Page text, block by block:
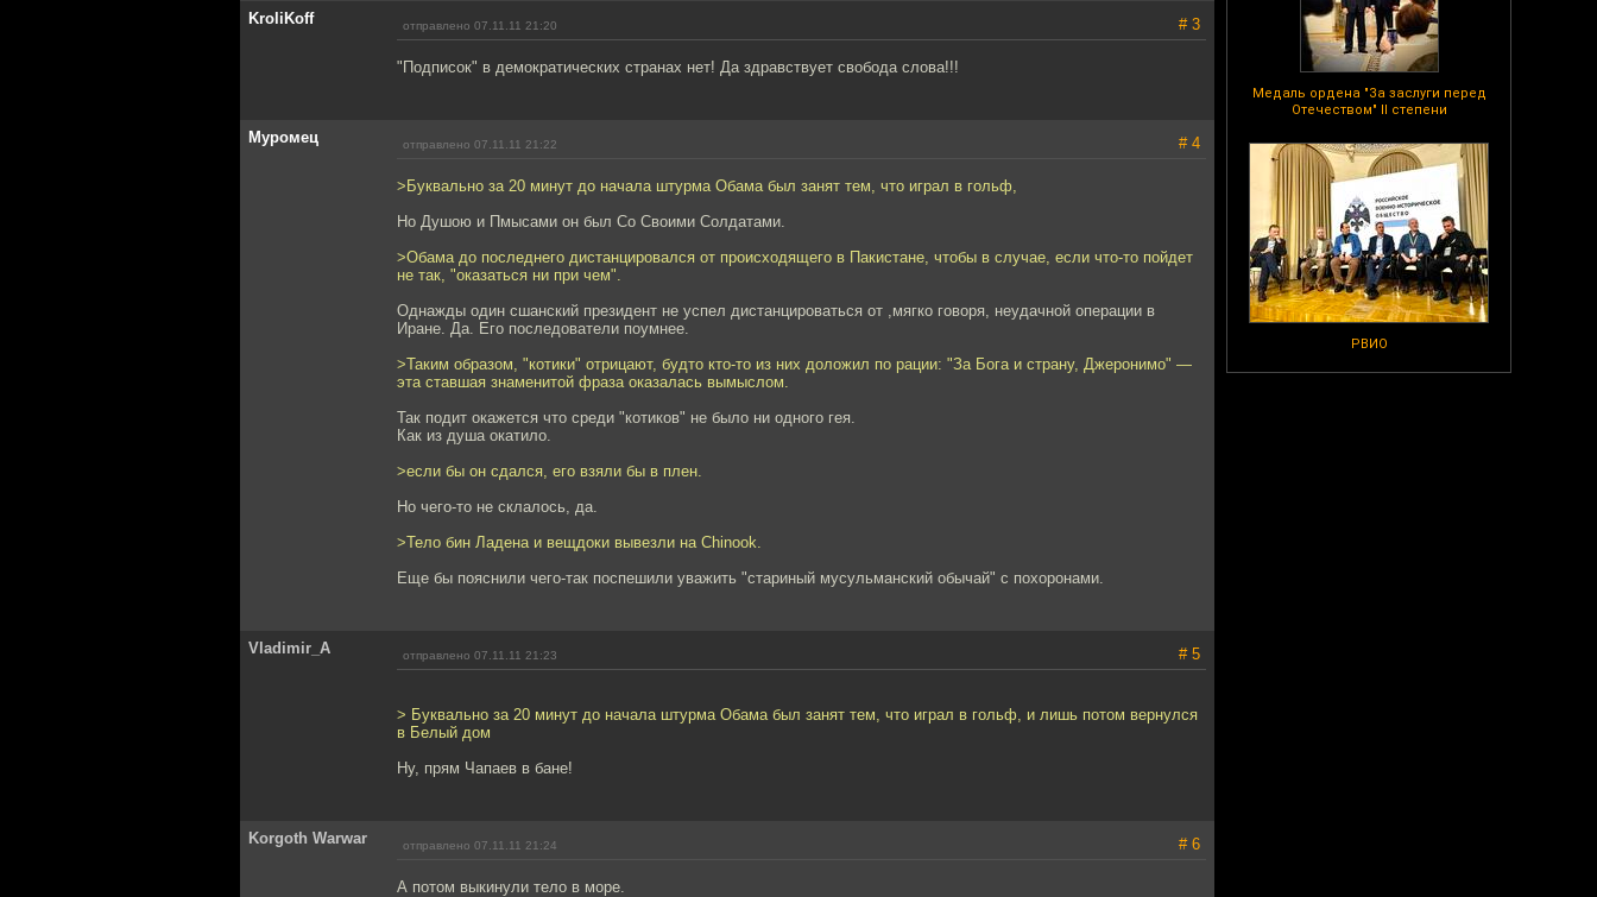
Медаль ордена "За заслуги перед
Отечеством" II степени
РВИО
KroliKoff отправлено 07.11.11 21:20 # 3
"Подписок" в демократических странах нет! Да здравствует свобода слова!!!
Муромец отправлено 07.11.11 21:22 # 4
>Буквально за 20 минут до начала штурма Обама был занят тем, что играл в гольф,
Но Душою и Пмысами он был Со Своими Солдатами.
>Обама до последнего дистанцировался от происходящего в Пакистане, чтобы в случае, если что-то пойдет
не так, "оказаться ни при чем".
Однажды один сшанский президент не успел дистанцироваться от ,мягко говоря, неудачной операции в
Иране. Да. Его последователи поумнее.
>Таким образом, "котики" отрицают, будто кто-то из них доложил по рации: "За Бога и страну, Джеронимо" —
эта ставшая знаменитой фраза оказалась вымыслом.
Так подит окажется что среди "котиков" не было ни одного гея.
Как из душа окатило.
>если бы он сдался, его взяли бы в плен.
Но чего-то не склалось, да.
>Тело бин Ладена и вещдоки вывезли на Chinook.
Еще бы пояснили чего-так поспешили уважить "стариный мусульманский обычай" с похоронами.
Vladimir_A отправлено 07.11.11 21:23 # 5
> Буквально за 20 минут до начала штурма Обама был занят тем, что играл в гольф, и лишь потом вернулся
в Белый дом
Ну, прям Чапаев в бане!
Korgoth Warwar отправлено 07.11.11 21:24 # 6
А потом выкинули тело в море.